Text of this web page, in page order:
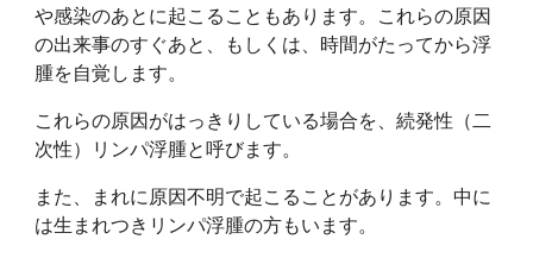
や感染のあとに起こることもあります。これらの原因
の出来事のすぐあと、もしくは、時間がたってから浮
腫を自覚します。
これらの原因がはっきりしている場合を、続発性（二
次性）リンパ浮腫と呼びます。
また、まれに原因不明で起こることがあります。中に
は生まれつきリンパ浮腫の方もいます。